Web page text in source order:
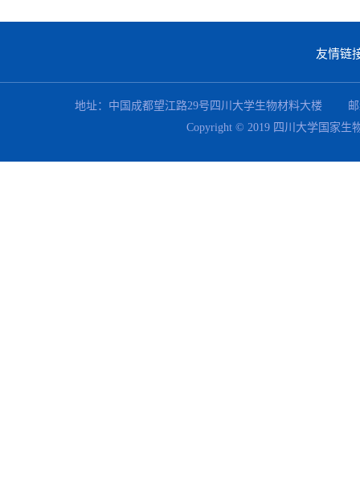
友情链
地址：中国成都望江路29号四川大学生物材料大楼 邮
Copyright © 2019 四川大学国家